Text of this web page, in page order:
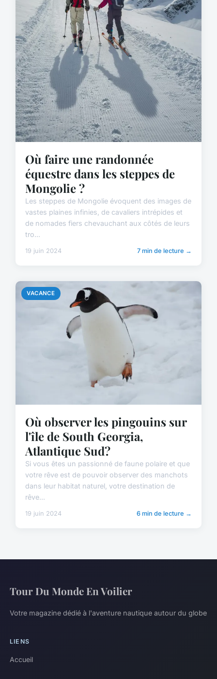
Où faire une randonnée
équestre dans les steppes de
Mongolie ?
Les steppes de Mongolie évoquent des images de
vastes plaines infinies, de cavaliers intrépides et
de nomades fiers chevauchant aux côtés de leurs
tro...
19 juin 2024 7 min de lecture →
VACANCE
Où observer les pingouins sur
l'île de South Georgia,
Atlantique Sud?
Si vous êtes un passionné de faune polaire et que
votre rêve est de pouvoir observer des manchots
dans leur habitat naturel, votre destination de
rêve...
19 juin 2024 6 min de lecture →
Tour Du Monde En Voilier
Votre magazine dédié à l'aventure nautique autour du globe
LIENS
Accueil